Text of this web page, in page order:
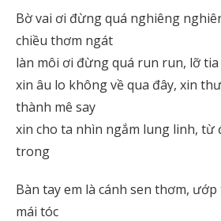
Bờ vai ơi đừng quá nghiêng
chiều thơm ngát
làn môi ơi đừng quá run run, lỡ
xin âu lo không về qua đây, xin
thành mê say
xin cho ta nhìn ngắm lung linh, từ
trong
Bàn tay em là cánh sen thơm,
mái tóc